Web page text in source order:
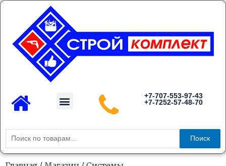
Перейти
содержимому
Menu
+7-707-553-97-43
+7-7252-57-48-70
Искать:
Поиск